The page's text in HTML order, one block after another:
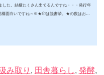
した。結構たくさん出てるんですね・・・発行年
構面白いですね～※★印は読書済。★の数はおす
み取り , 田舎暮らし, 発酵,